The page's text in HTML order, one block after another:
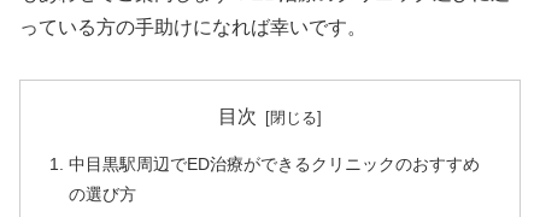
っている方の手助けになれば幸いです。
目次
中目黒駅周辺でED治療ができるクリニックのおすすめ
の選び方